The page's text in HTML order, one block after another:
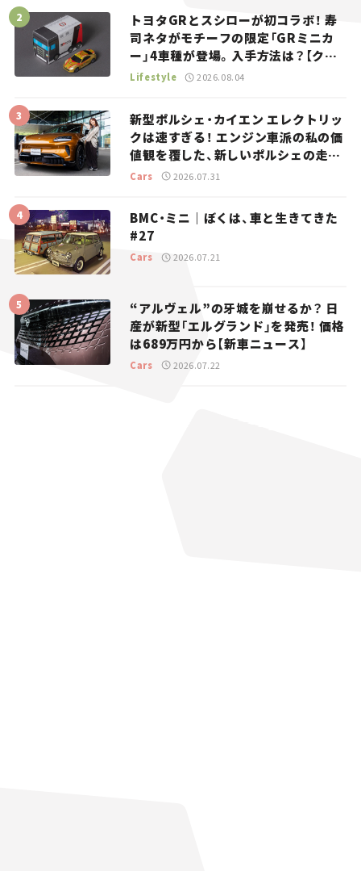
トヨタGRとスシローが初コラボ！ 寿
司ネタがモチーフの限定「GRミニカ
ー」4車種が登場。入手方法は？【クル
マとホビー】
Lifestyle 2026.08.04
新型ポルシェ・カイエン エレクトリッ
クは速すぎる！ エンジン車派の私の価
値観を覆した、新しいポルシェの走
り。
Cars 2026.07.31
BMC・ミニ｜ぼくは、車と生きてきた
#27
Cars 2026.07.21
“アルヴェル”の牙城を崩せるか？ 日
産が新型「エルグランド」を発売！ 価格
は689万円から【新車ニュース】
Cars 2026.07.22